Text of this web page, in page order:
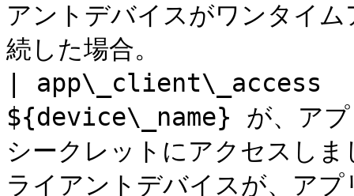
アントデバイスがワンタイ
続した場合。
| app\_client\_access
${device\_name} が、ア
シークレットにアクセ
ライアントデバイスが、ア